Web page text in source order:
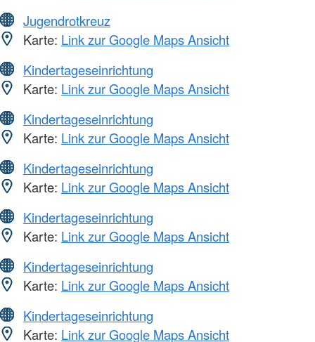
Jugendrotkreuz
Karte: Link zur Google Maps Ansicht
Kindertageseinrichtung
Karte: Link zur Google Maps Ansicht
Kindertageseinrichtung
Karte: Link zur Google Maps Ansicht
Kindertageseinrichtung
Karte: Link zur Google Maps Ansicht
Kindertageseinrichtung
Karte: Link zur Google Maps Ansicht
Kindertageseinrichtung
Karte: Link zur Google Maps Ansicht
Kindertageseinrichtung
Karte: Link zur Google Maps Ansicht